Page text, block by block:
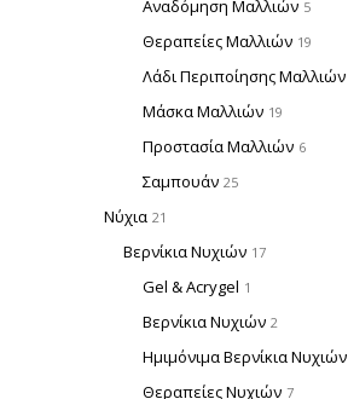
Αναδόμηση Μαλλιών 5
Θεραπείες Μαλλιών 19
Λάδι Περιποίησης Μαλλιών
Μάσκα Μαλλιών 19
Προστασία Μαλλιών 6
Σαμπουάν 25
Νύχια 21
Βερνίκια Νυχιών 17
Gel & Acrygel 1
Βερνίκια Νυχιών 2
Ημιμόνιμα Βερνίκια Νυχιών
Θεραπείες Νυχιών 7